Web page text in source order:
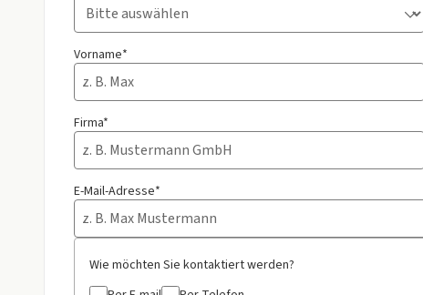
Vorname*
Firma*
E-Mail-Adresse*
Wie möchten Sie kontaktiert werden?